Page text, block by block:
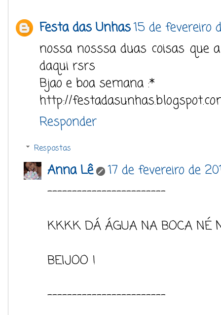
Festa das Unhas15 de fevereiro
nossa nosssa duas coisas que
daqui rsrs
Bjao e boa semana :*
http://
Responder
Respostas
Anna Lê
17 de fevereiro de
------------------------
KKKK DÁ ÁGUA NA BOCA NÉ
BEIJOO !
------------------------